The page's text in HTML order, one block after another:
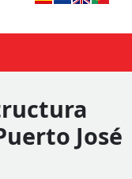
José